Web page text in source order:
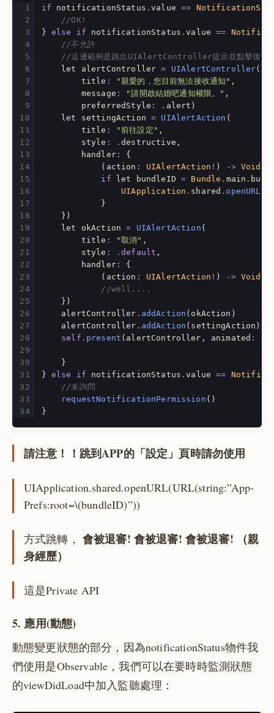
if notificationStatus .value ==
//OK!
} else if notificationStatus .value ==
//不允許
//這邊範例是跳出UIAlertController提示並點擊後可跳
let
alertController = UIAlertController(
title : "親愛的，您目前無法接收通知" ,
message : "請開啟結婚吧通知權限。" ,
preferredStyle : . alert )
let
settingAction = UIAlertAction (
title : "前往設定" ,
style : .destructive ,
handler:
{
( action : UIAlertAction ! ) -> Void
if
let bundleID = Bundle . main .
UIApplication . shared . openURL
}
})
let
okAction = UIAlertAction (
title : "取消" ,
style : .default ,
handler:
{
( action : UIAlertAction ! ) -> Void
//well....
})
alertController . addAction ( okAction )
alertController . addAction ( settingAction )
self . present ( alertController , animated :
}
} else if notificationStatus .value ==
//未詢問
requestNotificationPermission ()
}
請注意！！跳到APP的「設定」頁時請勿使用
UIApplication.shared.openURL(URL(string:”App-
Prefs:root=\(bundleID)”))
方式跳轉， 會被退審! 會被退審! 會被退審! （親
身經歷）
這是Private API
5. 應用(動態)
動態變更狀態的部分，因為notificationStatus物件我
們使用是Observable，我們可以在要時時監測狀態
的viewDidLoad中加入監聽處理：